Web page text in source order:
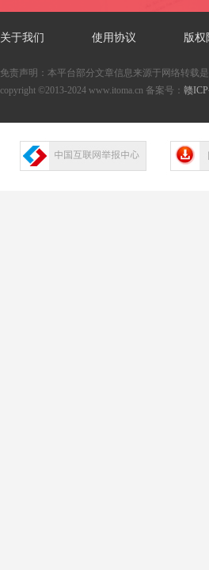
关于我们 使用协议 版权
免责声明：本平台部分文章信息来源于网络转载
copyright ©2013-2024 www.itoma.cn 备案号： 赣